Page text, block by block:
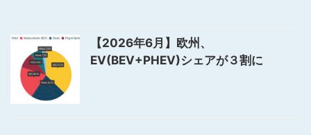
【2026年6月】欧州、
EV(BEV+PHEV)シェアが３割に